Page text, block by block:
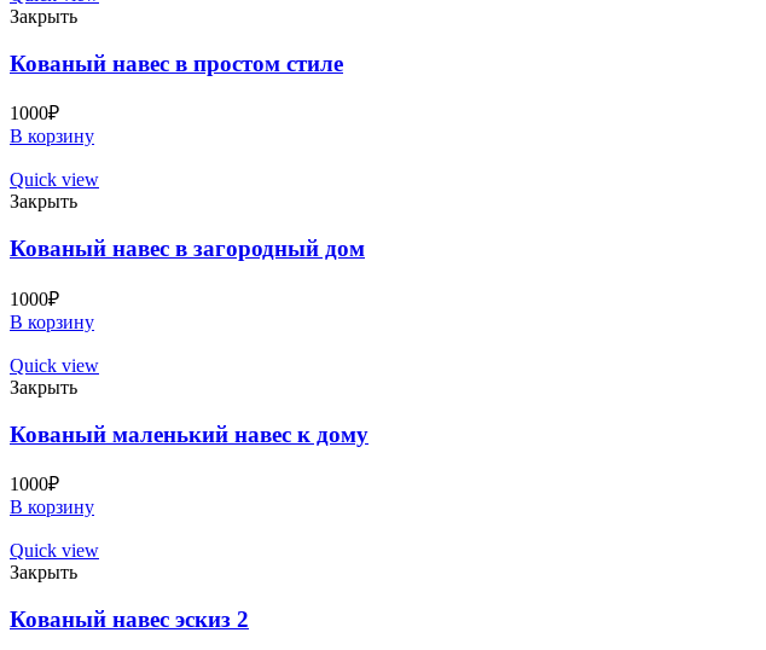
Закрыть
Кованый навес в простом стиле
1000₽
В корзину
Quick view
Закрыть
Кованый навес в загородный дом
1000₽
В корзину
Quick view
Закрыть
Кованый маленький навес к дому
1000₽
В корзину
Quick view
Закрыть
Кованый навес эскиз 2